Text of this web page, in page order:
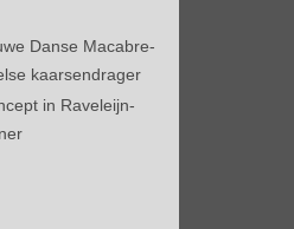
Danse Macabre-
kaarsendrager
in Raveleijn-